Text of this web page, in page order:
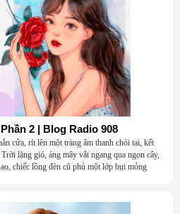
2 | Blog Radio 908
cửa, rít lên một tràng âm thanh chói tai, kết
lặng gió, áng mây vắt ngang qua ngọn cây,
chiếc lồng đèn cũ phủ một lớp bụi mỏng